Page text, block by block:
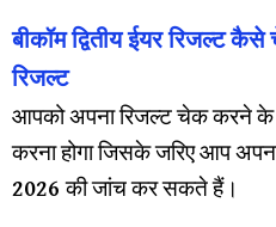
बीकॉम द्वितीय ईयर रिजल्ट
रिजल्ट
आपको अपना रिजल्ट चेक करने के
करना होगा जिसके जरिए आप
2026की जांच कर सकते हैं।